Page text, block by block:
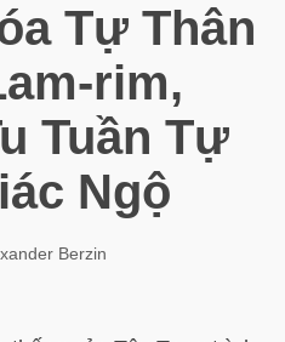
Tự Thân
rim,
Tuần Tự
Ngộ
Berzin